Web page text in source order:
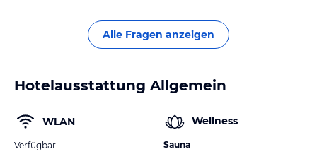
Alle Fragen anzeigen
Hotelausstattung Allgemein
WLAN
Verfügbar
Wellness
Sauna